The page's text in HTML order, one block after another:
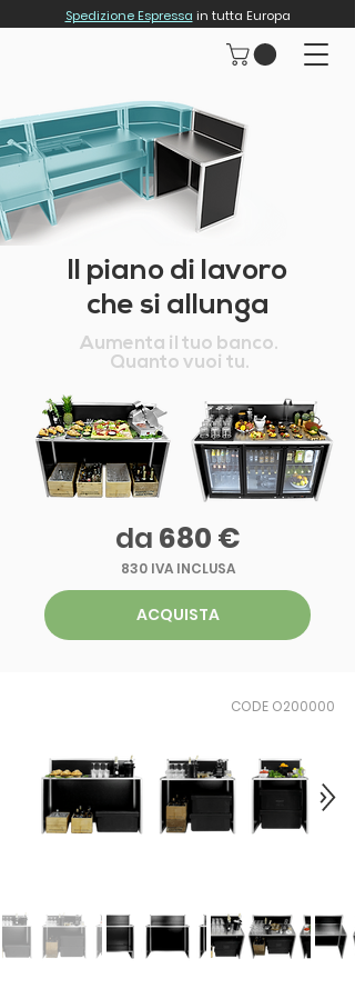
Spedizione Espressa in tutta Europa
Il piano di lavoro
che si allunga
Aumenta il tuo banco.
Quanto vuoi tu.
da 680 €
830 IVA INCLUSA
ACQUISTA
CODE O200000